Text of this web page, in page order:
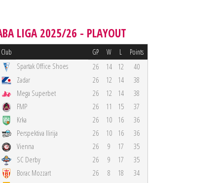
LIGA 2025/26 - PLAYOUT
Club GP W L Points
Spartak Office Shoes 26 14 12
40
Zadar 26 12 14
38
Mega Superbet 26 12 14
38
FMP 26 11 15
37
Krka 26 10 16
36
Perspektiva Ilirija 26 10 16
36
Vienna 26 9 17
35
SC Derby 26 9 17
35
Borac Mozzart 26 8 18
34